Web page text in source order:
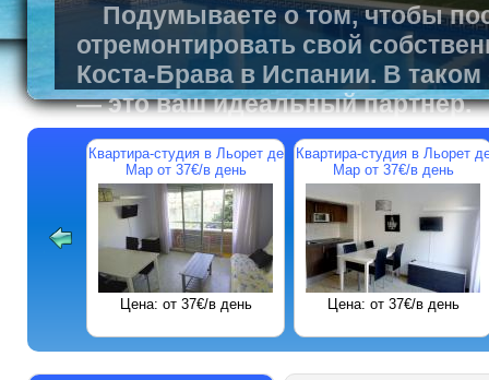
Подумываете о том, чтобы
отремонтировать свой
Коста-Брава в Испании. В
— это ваш идеальный партнер.
Квартира-студия в Льорет де
Мар от 37€/в день
Цена: от 37€/в день
Квартира-студия в Льорет
Мар от 37€/в день
Цена: от 37€/в день